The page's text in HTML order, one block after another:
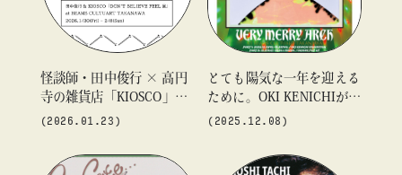
#ビームス カルチャー ト 高輪
#ビームス ジャパン
#ファッション
#フェニカ
#マンガ
#モノ・カルチャー図録
#ライブ #レコード
#写真
#抽選販売
#漫画 #現代アート #絵画
#美術館
怪談師・田中俊行 × 高円
寺の雑貨店「KIOSCO」。
呪物と妖怪が交差する特別
ート 高輪」で開催
(2026.01.23)
とても陽気な一年を迎える
ために。OKI KENICHIが贈
る個展『VERY MERRY AR
ャート 高輪」にて開催
(2025.12.08)